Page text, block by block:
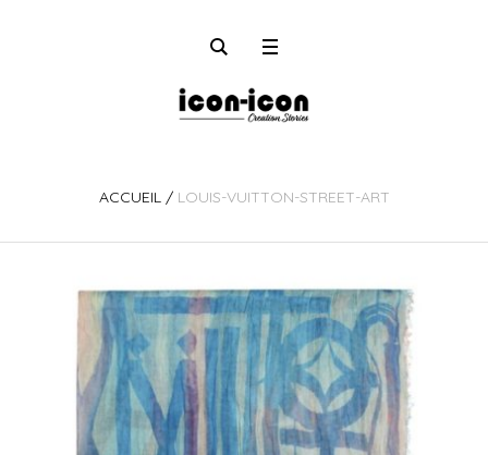
ACCUEIL / LOUIS-VUITTON-STREET-ART